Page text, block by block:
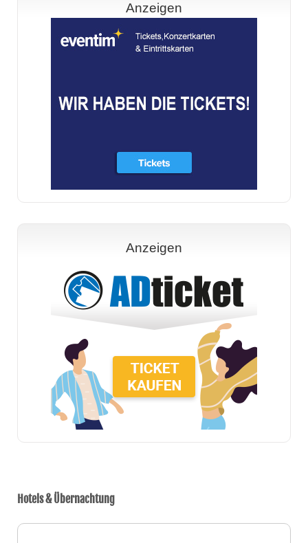
Anzeigen
Anzeigen
Hotels & Übernachtung